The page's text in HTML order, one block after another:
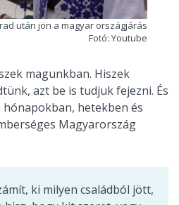
után jön a magyar országjárás
Fotó: Youtube
magunkban. Hiszek
azt be is tudjuk fejezni. És
hónapokban, hetekben és
Magyarország
ki milyen családból jött,